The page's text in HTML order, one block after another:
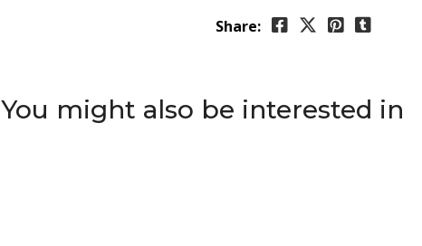
Share:
You might also be interested in